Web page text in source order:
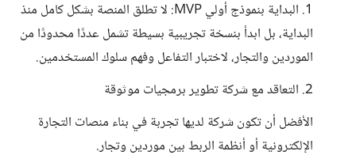
1. البداية بنموذج أولي MVP: لا تطلق المنصة بشكل كامل منذ
البداية، بل ابدأ بنسخة تجريبية بسيطة تشمل عددًا محدودًا من
الموردين والتجار، لاختبار التفاعل وفهم سلوك المستخدمين.
2. التعاقد مع شركة تطوير برمجيات موثوقة
الأفضل أن تكون شركة لديها تجربة في بناء منصات التجارة
الإلكترونية أو أنظمة الربط بين موردين وتجار.